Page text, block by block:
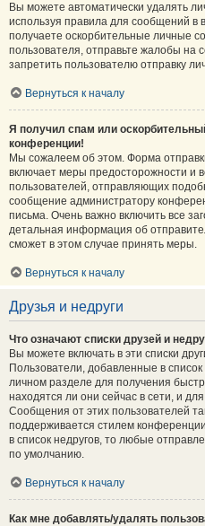
Вы можете автоматически удалять
используя правила для сообщений
получаете оскорбительные личные
пользователя, отправьте жалобы на
запретить пользователю отправку
Вернуться к началу
Я получил спам или
конференции!
Мы сожалеем об этом. Форма
включает меры предосторожности и
пользователей, отправляющих
сообщение администратору
письма. Очень важно включить все
детальная информация об
сможет в этом случае принять меры.
Вернуться к началу
Друзья и недруги
Что означают списки друзей и
Вы можете включать в эти списки
Пользователи, добавленные в
личном разделе для получения
находятся ли они сейчас в сети, и
Сообщения от этих пользователей
поддерживается стилем
в список недругов, то любые
по умолчанию.
Вернуться к началу
Как мне добавлять/удалять